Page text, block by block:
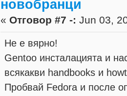
новобранци
« Отговор #7 -: Jun 03,
Не е вярно!
Gentoo инсталацията и
всякакви handbooks и
Пробвай Fedora и после